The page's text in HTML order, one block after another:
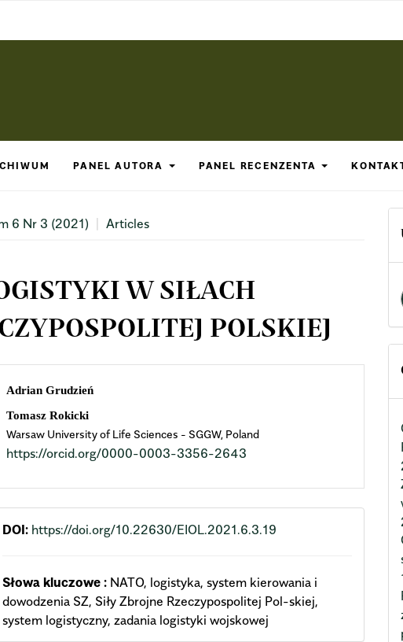
PANEL AUTORA PANEL RECENZENTA
6 Nr 3 (2021) Articles
W SIŁACH
POLSKIEJ
Main
Article
Content
Adrian Grudzień
Tomasz Rokicki
Warsaw University of Life Sciences - SGGW, Poland
https://orcid.org/0000-0003-3356-2643
DOI: https://doi.org/10.22630/EIOL.2021.6.3.19
Słowa kluczowe : NATO, logistyka, system kierowania i
dowodzenia SZ, Siły Zbrojne Rzeczypospolitej Pol-skiej,
system logistyczny, zadania logistyki wojskowej